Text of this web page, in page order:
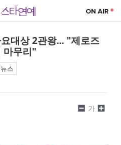
대상 2관왕... "제로즈
마무리"
스
가